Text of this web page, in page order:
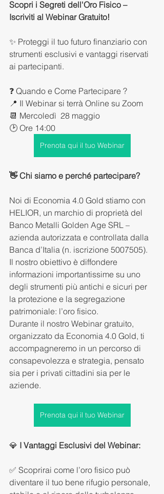
Scopri i Segreti dell'Oro Fisico –
Iscriviti al Webinar Gratuito!
✨ Proteggi il tuo futuro finanziario con
strumenti esclusivi e vantaggi riservati
ai partecipanti.
❓ Quando e Come Partecipare ?
📍 Il Webinar si terrà Online su Zoom
📆 Mercoledì  28 maggio
🕑 Ore 14:00
Prenota qui il tuo Webinar
👋 Chi siamo e perché partecipare?
Noi di Economia 4.0 Gold stiamo con
HELIOR, un marchio di proprietà del
Banco Metalli Golden Age SRL –
azienda autorizzata e controllata dalla
Banca d’Italia (n. iscrizione 5007505).
Il nostro obiettivo è diffondere
informazioni importantissime su uno
degli strumenti più antichi e sicuri per
la protezione e la segregazione
patrimoniale: l’oro fisico.
Durante il nostro Webinar gratuito,
organizzato da Economia 4.0 Gold, ti
accompagneremo in un percorso di
consapevolezza e strategia, pensato
sia per i privati cittadini sia per le
aziende.
Prenota qui il tuo Webinar
💎 I Vantaggi Esclusivi del Webinar:
✅ Scoprirai come l’oro fisico può
diventare il tuo bene rifugio personale,